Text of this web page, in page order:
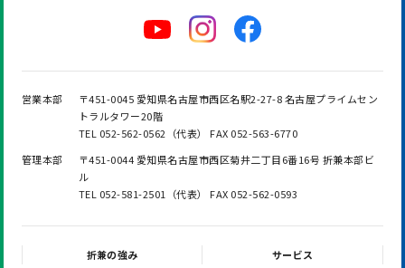
営業本部
〒451-0045 愛知県名古屋市西区名駅2-27-8 名古屋プライムセン
トラルタワー20階
TEL 052-562-0562（代表） FAX 052-563-6770
管理本部
〒451-0044 愛知県名古屋市西区菊井二丁目6番16号 折兼本部ビ
ル
TEL 052-581-2501（代表） FAX 052-562-0593
折兼の強み サービス